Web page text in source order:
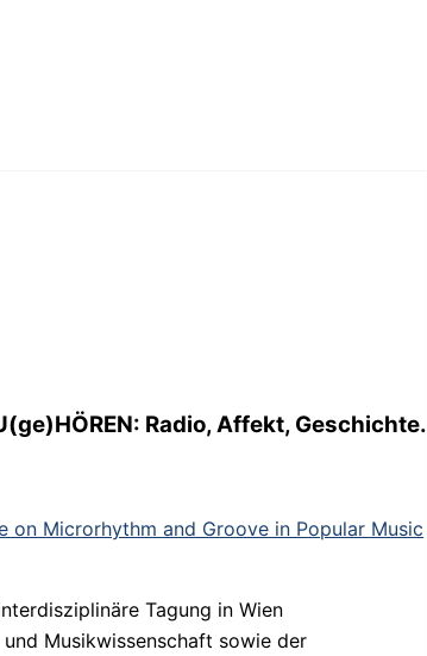
Radio, Affekt, Geschichte.
on Microrhythm and Groove in Popular Music
Tagung in Wien
Musikwissenschaft sowie der